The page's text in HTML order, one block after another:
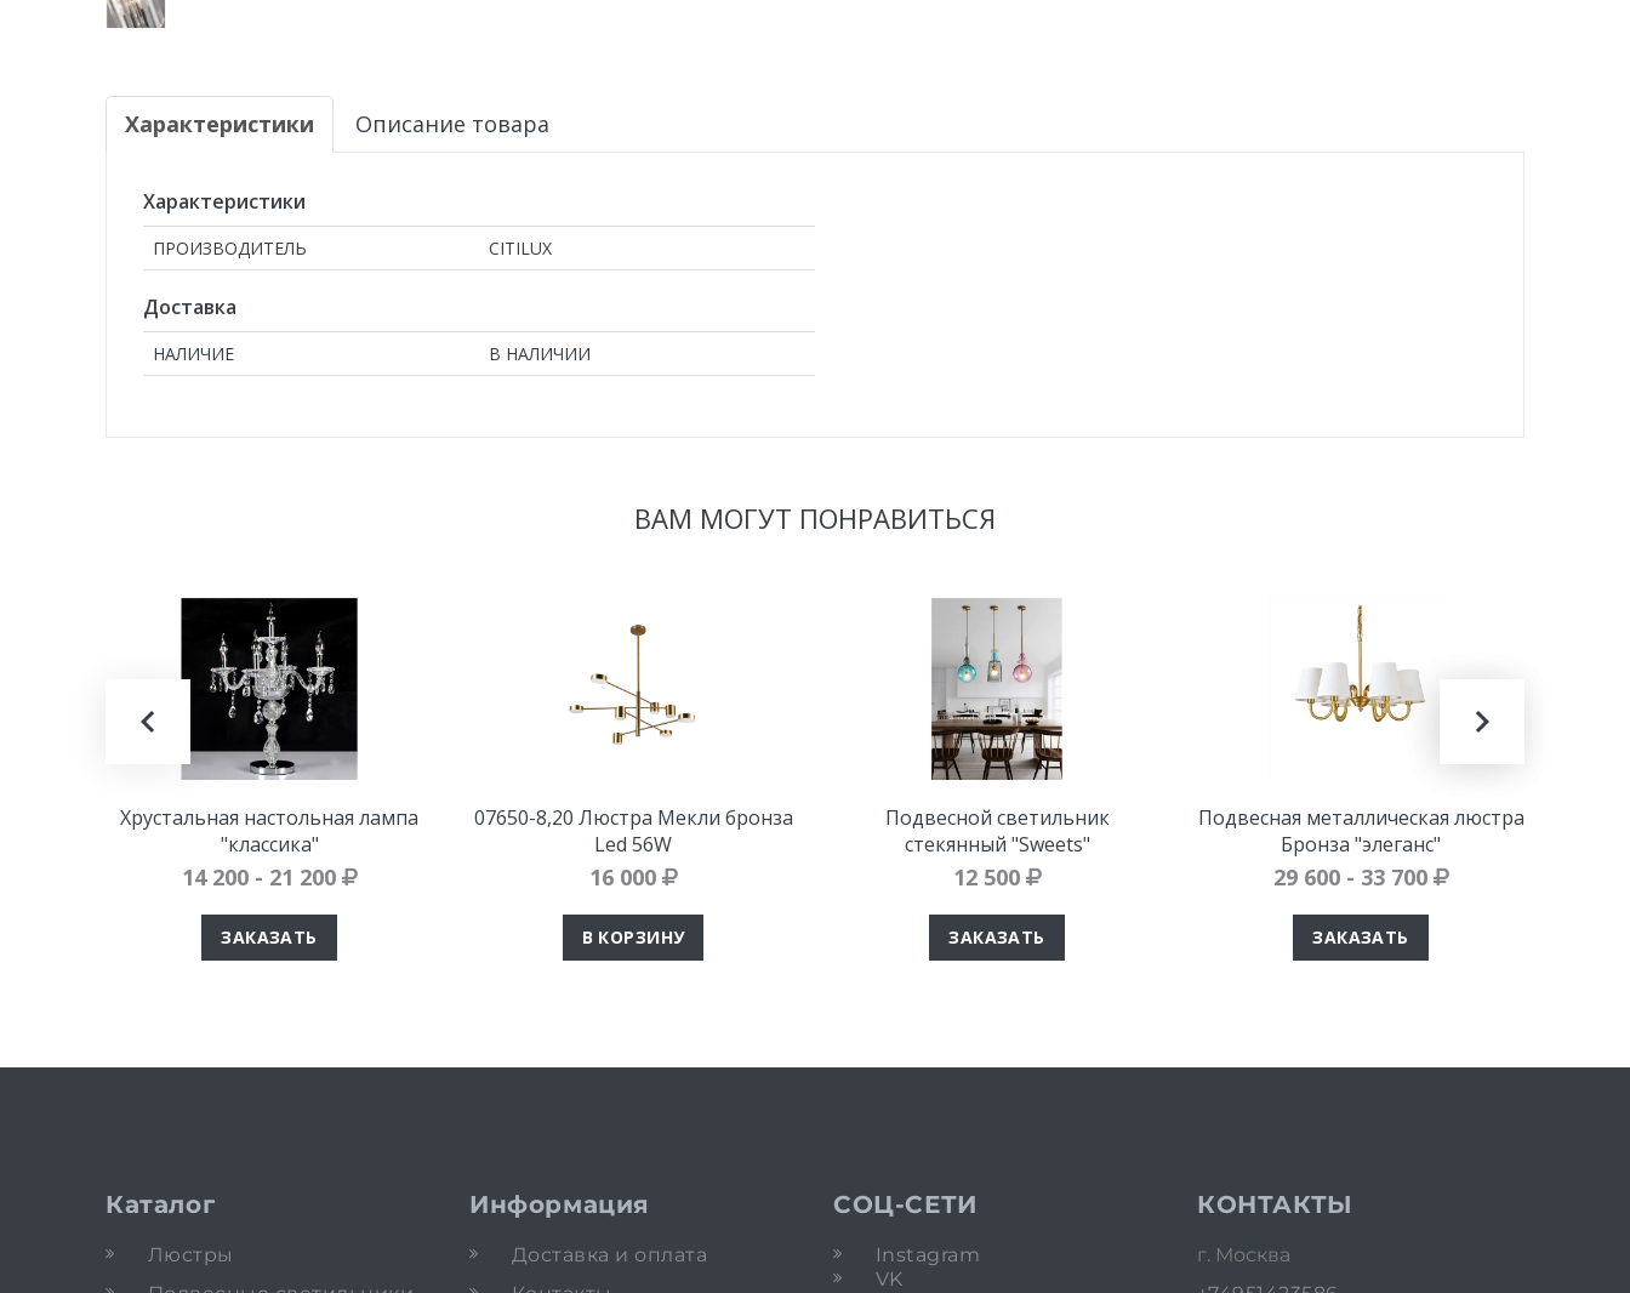
Характеристики Описание товара
Характеристики
ПРОИЗВОДИТЕЛЬ CITILUX
Доставка
НАЛИЧИЕ В НАЛИЧИИ
ВАМ МОГУТ ПОНРАВИТЬСЯ
Хрустальная настольная лампа
"классика"
14 200 - 21 200
ЗАКАЗАТЬ
07650-8,20 Люстра Мекли бронза
Led 56W
16 000
В КОРЗИНУ
Подвесной светильник
стекянный "Sweets"
12 500
ЗАКАЗАТЬ
Подвесная металлическая люстра
Бронза "элеганс"
29 600 - 33 700
ЗАКАЗАТЬ
Каталог
Люстры
Информация
Доставка и оплата
СОЦ-СЕТИ
Instagram
VK
КОНТАКТЫ
г. Москва